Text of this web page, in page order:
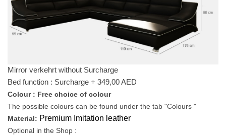
Mirror verkehrt without Surcharge
Bed function : Surcharge + 349,00 AED
Colour : Free choice of colour
The possible colours can be found under the tab "Colours "
Material: Premium Imitation leather
Optional in the Shop :